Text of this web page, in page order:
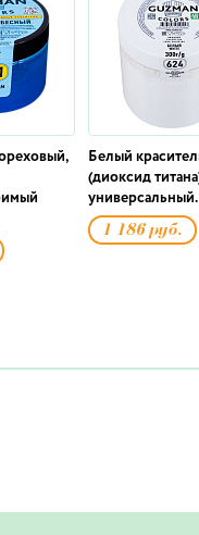
Белый
(диоксид
универсальный.
1 186 руб.